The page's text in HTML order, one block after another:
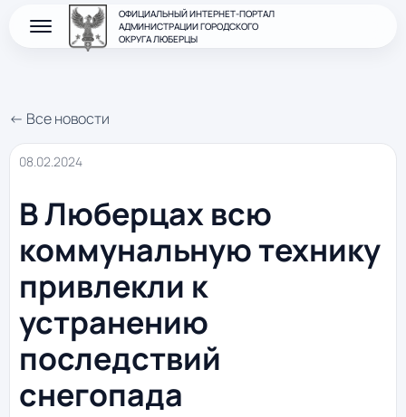
ОФИЦИАЛЬНЫЙ ИНТЕРНЕТ-ПОРТАЛ
АДМИНИСТРАЦИИ ГОРОДСКОГО
ОКРУГА ЛЮБЕРЦЫ
← Все новости
08.02.2024
В Люберцах всю
коммунальную технику
привлекли к
устранению
последствий
снегопада